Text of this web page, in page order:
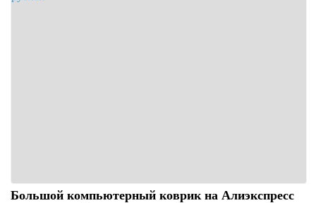
Большой компьютерный коврик на Алиэкспресс